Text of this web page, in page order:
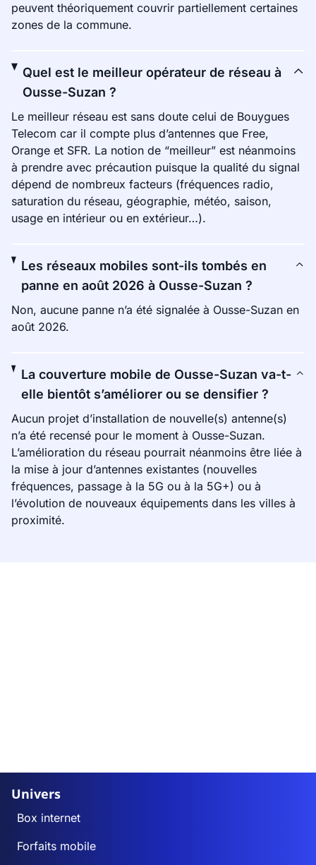
peuvent théoriquement couvrir partiellement certaines
zones de la commune.
Quel est le meilleur opérateur de réseau à
Ousse-Suzan ?
Le meilleur réseau est sans doute celui de Bouygues
Telecom car il compte plus d’antennes que Free,
Orange et SFR. La notion de “meilleur” est néanmoins
à prendre avec précaution puisque la qualité du signal
dépend de nombreux facteurs (fréquences radio,
saturation du réseau, géographie, météo, saison,
usage en intérieur ou en extérieur…).
Les réseaux mobiles sont-ils tombés en
panne en août 2026 à Ousse-Suzan ?
Non, aucune panne n’a été signalée à Ousse-Suzan en
août 2026.
La couverture mobile de Ousse-Suzan va-t-
elle bientôt s’améliorer ou se densifier ?
Aucun projet d’installation de nouvelle(s) antenne(s)
n’a été recensé pour le moment à Ousse-Suzan.
L’amélioration du réseau pourrait néanmoins être liée à
la mise à jour d’antennes existantes (nouvelles
fréquences, passage à la 5G ou à la 5G+) ou à
l’évolution de nouveaux équipements dans les villes à
proximité.
Univers
Box internet
Forfaits mobile